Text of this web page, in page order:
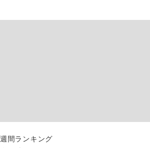
週間ランキング